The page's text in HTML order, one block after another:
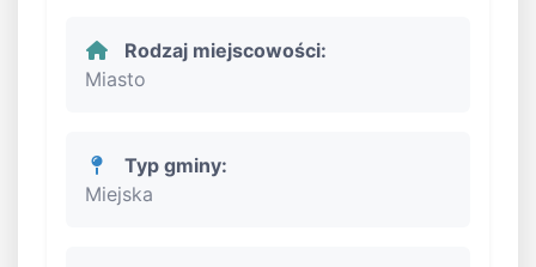
Rodzaj miejscowości:
Miasto
Typ gminy:
Miejska